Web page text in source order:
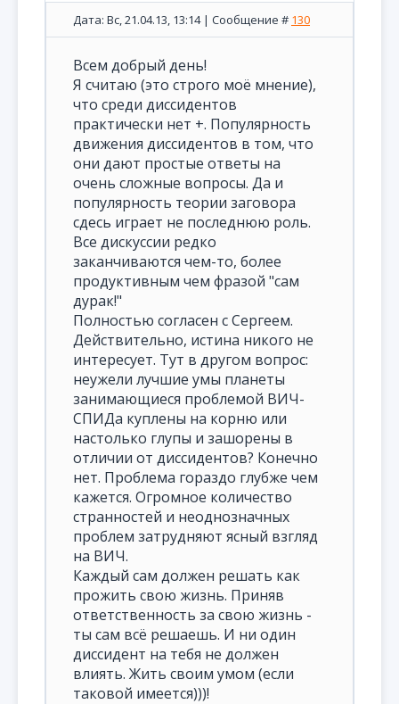
Дата: Вс, 21.04.13, 13:14 | Сообщение # 130
Всем добрый день!
Я считаю (это строго моё мнение),
что среди диссидентов
практически нет +. Популярность
движения диссидентов в том, что
они дают простые ответы на
очень сложные вопросы. Да и
популярность теории заговора
сдесь играет не последнюю роль.
Все дискуссии редко
заканчиваются чем-то, более
продуктивным чем фразой "сам
дурак!"
Полностью согласен с Сергеем.
Действительно, истина никого не
интересует. Тут в другом вопрос:
неужели лучшие умы планеты
занимающиеся проблемой ВИЧ-
СПИДа куплены на корню или
настолько глупы и зашорены в
отличии от диссидентов? Конечно
нет. Проблема гораздо глубже чем
кажется. Огромное количество
странностей и неоднозначных
проблем затрудняют ясный взгляд
на ВИЧ.
Каждый сам должен решать как
прожить свою жизнь. Приняв
ответственность за свою жизнь -
ты сам всё решаешь. И ни один
диссидент на тебя не должен
влиять. Жить своим умом (если
таковой имеется)))!